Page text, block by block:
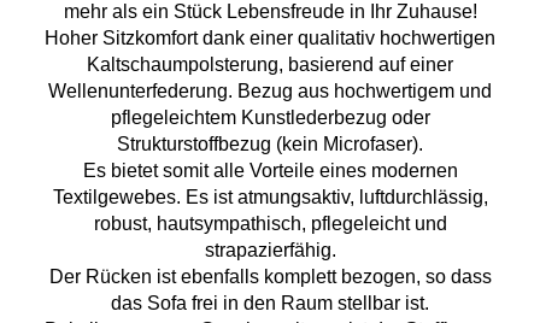
mehr als ein Stück Lebensfreude in Ihr Zuhause!
Hoher Sitzkomfort dank einer qualitativ hochwertigen
Kaltschaumpolsterung, basierend auf einer
Wellenunterfederung. Bezug aus hochwertigem und
pflegeleichtem Kunstlederbezug oder
Strukturstoffbezug (kein Microfaser).
Es bietet somit alle Vorteile eines modernen
Textilgewebes. Es ist atmungsaktiv, luftdurchlässig,
robust, hautsympathisch, pflegeleicht und
strapazierfähig.
Der Rücken ist ebenfalls komplett bezogen, so dass
das Sofa frei in den Raum stellbar ist.